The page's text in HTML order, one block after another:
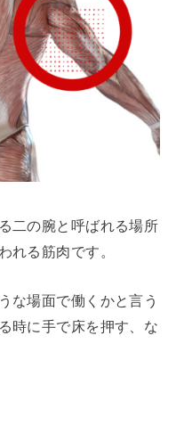
二の腕と呼ばれる場所
れる筋肉です。
な場面で働くかと言う
時に手で床を押す、な